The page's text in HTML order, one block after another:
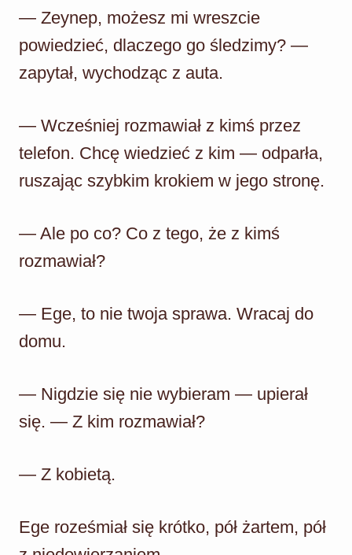
— Zeynep, możesz mi wreszcie
powiedzieć, dlaczego go śledzimy? —
zapytał, wychodząc z auta.
— Wcześniej rozmawiał z kimś przez
telefon. Chcę wiedzieć z kim — odparła,
ruszając szybkim krokiem w jego stronę.
— Ale po co? Co z tego, że z kimś
rozmawiał?
— Ege, to nie twoja sprawa. Wracaj do
domu.
— Nigdzie się nie wybieram — upierał
się. — Z kim rozmawiał?
— Z kobietą.
Ege roześmiał się krótko, pół żartem, pół